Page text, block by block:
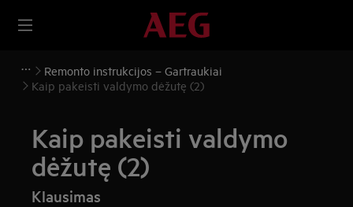
Remonto instrukcijos – Gartraukiai
Kaip pakeisti valdymo dėžutę (2)
Kaip pakeisti valdymo
dėžutę (2)
Klausimas